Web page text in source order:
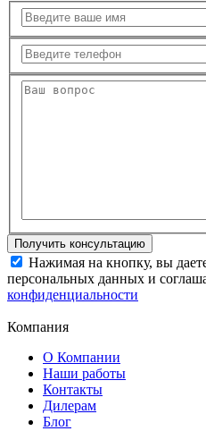
Нажимая на кнопку, вы
персональных данных и
конфиденциальности
Компания
О Компании
Наши работы
Контакты
Дилерам
Блог